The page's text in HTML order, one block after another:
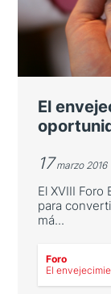
Desde dos
España y
por el
LEER MÁS
El
17marzo 2016
El XVIII Foro
para
má...
Foro
El